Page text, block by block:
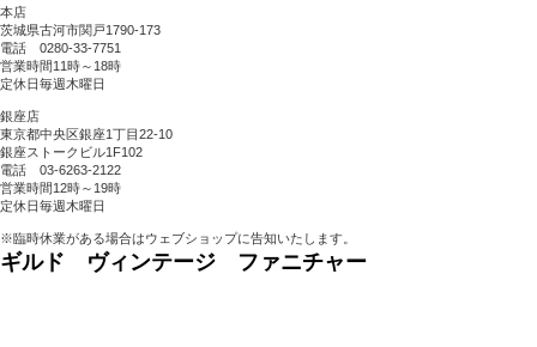
本店
茨城県古河市関戸1790-173
電話 0280-33-7751
営業時間11時～18時
定休日毎週木曜日
銀座店
東京都中央区銀座1丁目22-10
銀座ストークビル1F102
電話 03-6263-2122
営業時間12時～19時
定休日毎週木曜日
※臨時休業がある場合はウェブショップに告知いたします。
ギルド ヴィンテージ ファニチャー